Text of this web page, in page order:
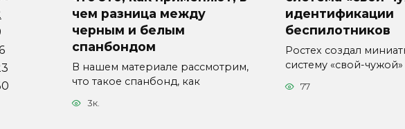
чем разница между
черным и белым
спанбондом
В нашем материале рассмотрим,
что такое спанбонд, как
3к.
идентификации
беспилотников
Ростех создал
систему «свой-чужой»
77